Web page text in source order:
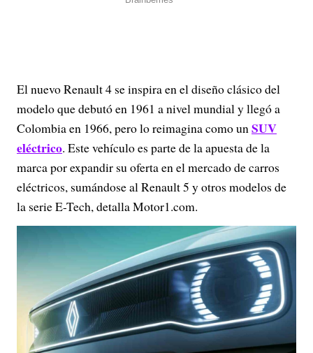
El nuevo Renault 4 se inspira en el diseño clásico del
modelo que debutó en 1961 a nivel mundial y llegó a
Colombia en 1966, pero lo reimagina como unSUV
eléctrico. Este vehículo es parte de la apuesta de la
marca por expandir su oferta en el mercado de carros
eléctricos, sumándose al Renault 5 y otros modelos de
la serie E-Tech, detalla Motor1.com.